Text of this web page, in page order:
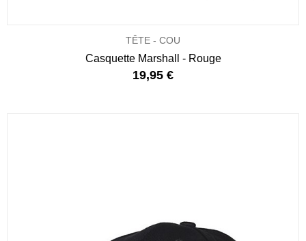
TÊTE - COU
Casquette Marshall - Rouge
19,95 €